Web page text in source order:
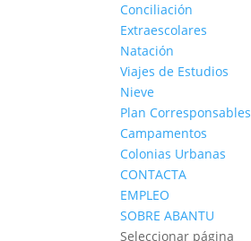
Conciliación
Extraescolares
Natación
Viajes de Estudios
Nieve
Plan Corresponsables
Campamentos
Colonias Urbanas
CONTACTA
EMPLEO
SOBRE ABANTU
Seleccionar página